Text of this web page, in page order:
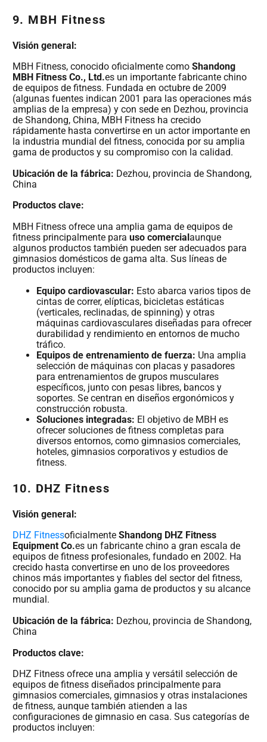
9. MBH Fitness
Visión general:
MBH Fitness, conocido oficialmente como Shandong
MBH Fitness Co., Ltd.es un importante fabricante chino
de equipos de fitness. Fundada en octubre de 2009
(algunas fuentes indican 2001 para las operaciones más
amplias de la empresa) y con sede en Dezhou, provincia
de Shandong, China, MBH Fitness ha crecido
rápidamente hasta convertirse en un actor importante en
la industria mundial del fitness, conocida por su amplia
gama de productos y su compromiso con la calidad.
Ubicación de la fábrica: Dezhou, provincia de Shandong,
China
Productos clave:
MBH Fitness ofrece una amplia gama de equipos de
fitness principalmente para uso comercialaunque
algunos productos también pueden ser adecuados para
gimnasios domésticos de gama alta. Sus líneas de
productos incluyen:
Equipo cardiovascular: Esto abarca varios tipos de
cintas de correr, elípticas, bicicletas estáticas
(verticales, reclinadas, de spinning) y otras
máquinas cardiovasculares diseñadas para ofrecer
durabilidad y rendimiento en entornos de mucho
tráfico.
Equipos de entrenamiento de fuerza: Una amplia
selección de máquinas con placas y pasadores
para entrenamientos de grupos musculares
específicos, junto con pesas libres, bancos y
soportes. Se centran en diseños ergonómicos y
construcción robusta.
Soluciones integradas: El objetivo de MBH es
ofrecer soluciones de fitness completas para
diversos entornos, como gimnasios comerciales,
hoteles, gimnasios corporativos y estudios de
fitness.
10. DHZ Fitness
Visión general:
DHZ Fitnessoficialmente Shandong DHZ Fitness
Equipment Co.es un fabricante chino a gran escala de
equipos de fitness profesionales, fundado en 2002. Ha
crecido hasta convertirse en uno de los proveedores
chinos más importantes y fiables del sector del fitness,
conocido por su amplia gama de productos y su alcance
mundial.
Ubicación de la fábrica: Dezhou, provincia de Shandong,
China
Productos clave:
DHZ Fitness ofrece una amplia y versátil selección de
equipos de fitness diseñados principalmente para
gimnasios comerciales, gimnasios y otras instalaciones
de fitness, aunque también atienden a las
configuraciones de gimnasio en casa. Sus categorías de
productos incluyen: